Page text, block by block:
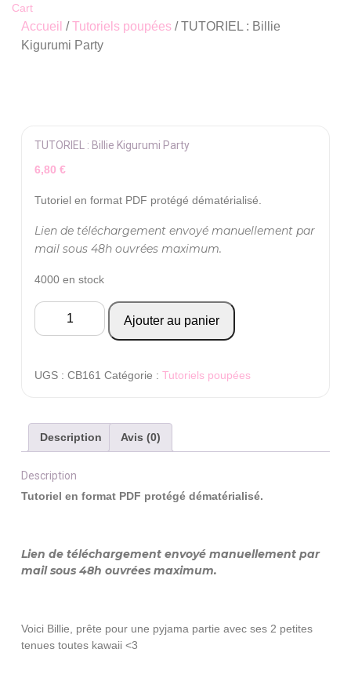
Cart
Accueil /Tutoriels poupées / TUTORIEL : Billie
Kigurumi Party
TUTORIEL : Billie Kigurumi Party
6,80 €
Tutoriel en format PDF protégé dématérialisé.
Lien de téléchargement envoyé manuellement par
mail sous 48h ouvrées maximum.
4000 en stock
quantité
de
Party
Ajouter au panier
UGS : CB161 Catégorie : Tutoriels poupées
Description Avis (0)
Description
Tutoriel en format PDF protégé dématérialisé.
Lien de téléchargement envoyé manuellement par
mail sous 48h ouvrées maximum.
Voici Billie, prête pour une pyjama partie avec ses 2 petites
tenues toutes kawaii <3